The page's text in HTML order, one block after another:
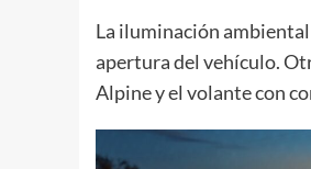
La iluminación ambiental
apertura del vehículo.
Alpine y el volante con